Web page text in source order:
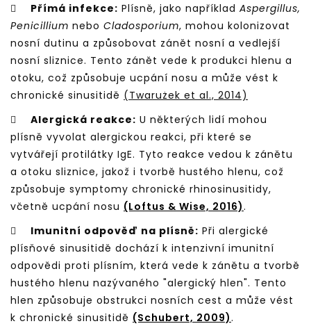
 Přímá infekce: Plísně, jako například Aspergillus,
Penicillium nebo Cladosporium, mohou kolonizovat
nosní dutinu a způsobovat zánět nosní a vedlejší
nosní sliznice. Tento zánět vede k produkci hlenu a
otoku, což způsobuje ucpání nosu a může vést k
chronické sinusitidě (Twarużek et al., 2014)
 Alergická reakce: U některých lidí mohou
plísně vyvolat alergickou reakci, při které se
vytvářejí protilátky IgE. Tyto reakce vedou k zánětu
a otoku sliznice, jakož i tvorbě hustého hlenu, což
způsobuje symptomy chronické rhinosinusitidy,
včetně ucpání nosu (Loftus & Wise, 2016).
 Imunitní odpověď na plísně: Při alergické
plísňové sinusitidě dochází k intenzivní imunitní
odpovědi proti plísním, která vede k zánětu a tvorbě
hustého hlenu nazývaného "alergický hlen". Tento
hlen způsobuje obstrukci nosních cest a může vést
k chronické sinusitidě (Schubert, 2009).